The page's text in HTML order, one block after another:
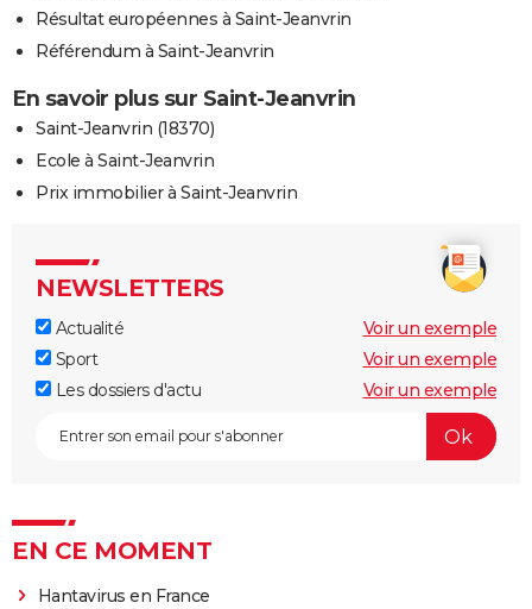
Résultat européennes à Saint-Jeanvrin
Référendum à Saint-Jeanvrin
En savoir plus sur Saint-Jeanvrin
Saint-Jeanvrin (18370)
Ecole à Saint-Jeanvrin
Prix immobilier à Saint-Jeanvrin
NEWSLETTERS
Actualité
Voir un exemple
Sport
Voir un exemple
Les dossiers d'actu
Voir un exemple
EN CE MOMENT
Hantavirus en France